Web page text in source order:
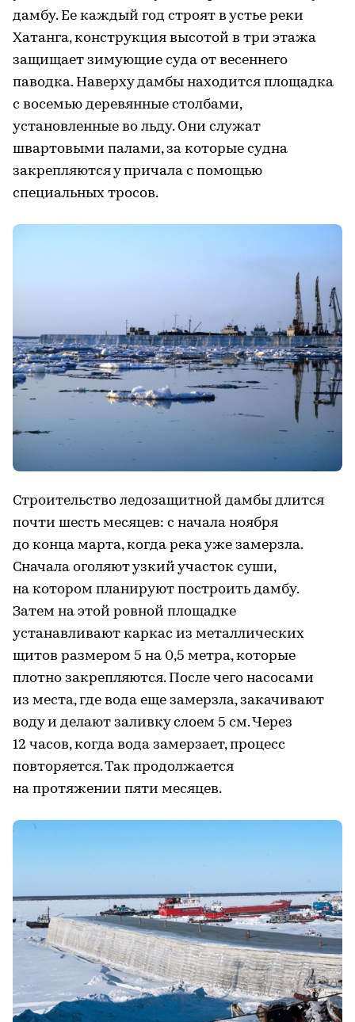
дамбу. Ее каждый год строят в устье реки
Хатанга, конструкция высотой в три этажа
защищает зимующие суда от весеннего
паводка. Наверху дамбы находится площадка
с восемью деревянные столбами,
установленные во льду. Они служат
швартовыми палами, за которые судна
закрепляются у причала с помощью
специальных тросов.
Строительство ледозащитной дамбы длится
почти шесть месяцев: с начала ноября
до конца марта, когда река уже замерзла.
Сначала оголяют узкий участок суши,
на котором планируют построить дамбу.
Затем на этой ровной площадке
устанавливают каркас из металлических
щитов размером 5 на 0,5 метра, которые
плотно закрепляются. После чего насосами
из места, где вода еще замерзла, закачивают
воду и делают заливку слоем 5 см. Через
12 часов, когда вода замерзает, процесс
повторяется. Так продолжается
на протяжении пяти месяцев.